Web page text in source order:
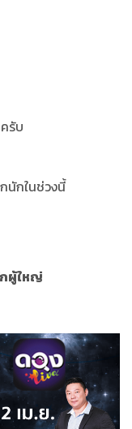
รับ
นักในช่วงนี้
ผู้ใหญ่